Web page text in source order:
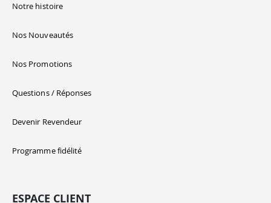
Notre histoire
Nos Nouveautés
Nos Promotions
Questions / Réponses
Devenir Revendeur
Programme fidélité
ESPACE CLIENT